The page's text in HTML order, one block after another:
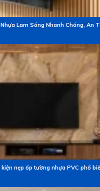
Lam Sóng Nhanh Chóng, An
nẹp ốp tường nhựa PVC phổ